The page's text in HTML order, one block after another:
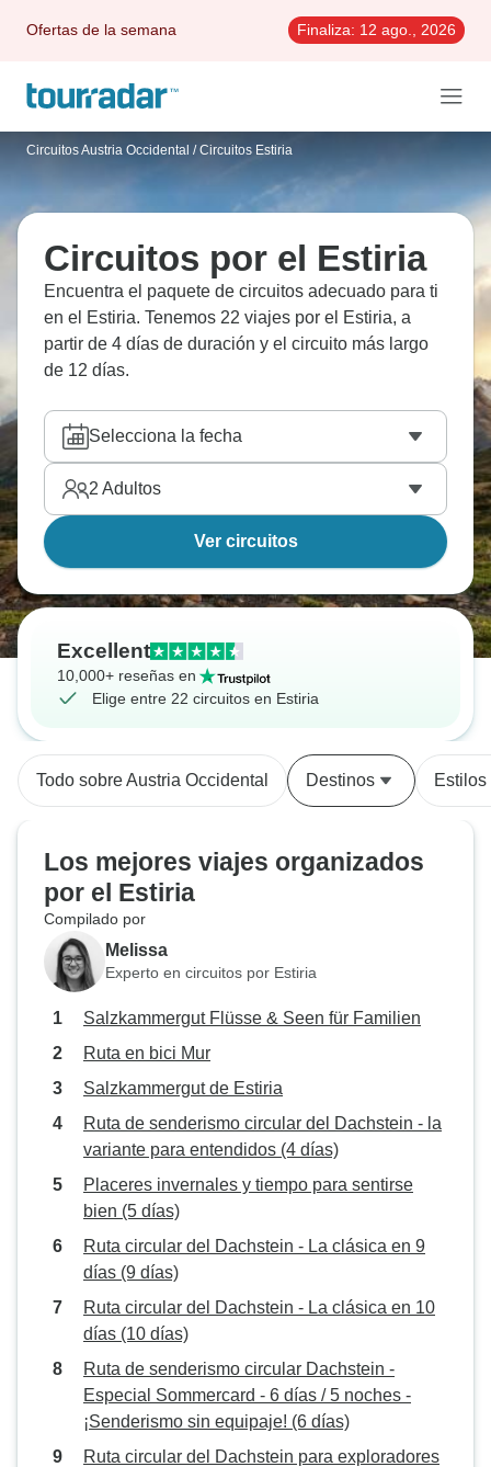
Ofertas de la semana Finaliza: 12 ago., 2026
Circuitos Austria Occidental / Circuitos Estiria
Circuitos por el Estiria
Encuentra el paquete de circuitos adecuado para ti
en el Estiria. Tenemos 22 viajes por el Estiria, a
partir de 4 días de duración y el circuito más largo
de 12 días.
Selecciona la fecha
2 Adultos
Ver circuitos
Excellent
10,000+ reseñas en
Elige entre 22 circuitos en Estiria
Todo sobre Austria Occidental Destinos
Los mejores viajes organizados
por el Estiria
Compilado por
Melissa
Experto en circuitos por Estiria
Salzkammergut Flüsse & Seen für Familien
Ruta en bici Mur
Salzkammergut de Estiria
Ruta de senderismo circular del Dachstein - la
variante para entendidos (4 días)
Placeres invernales y tiempo para sentirse
bien (5 días)
Ruta circular del Dachstein - La clásica en 9
días (9 días)
Ruta circular del Dachstein - La clásica en 10
días (10 días)
Ruta de senderismo circular Dachstein -
Especial Sommercard - 6 días / 5 noches -
¡Senderismo sin equipaje! (6 días)
Ruta circular del Dachstein para exploradores